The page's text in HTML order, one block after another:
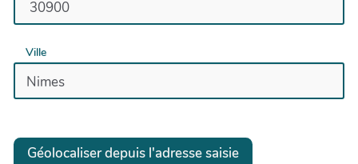
Ville
Géolocaliser depuis l'adresse saisie